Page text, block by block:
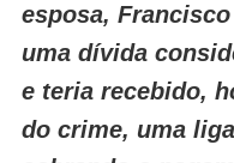
esposa,
uma dívida
e teria recebido,
do crime, uma